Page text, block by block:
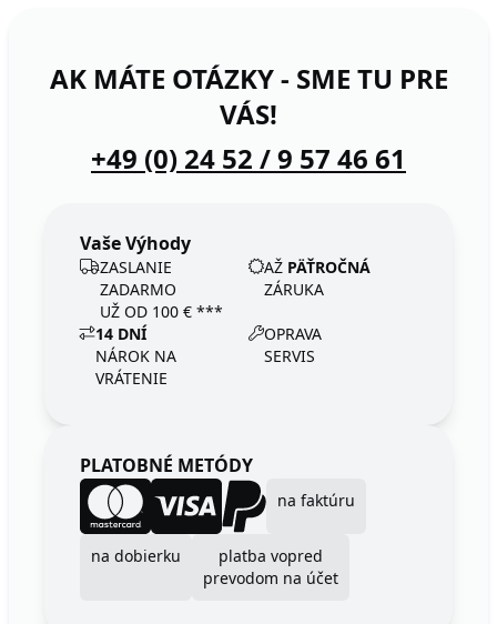
AK MÁTE OTÁZKY - SME TU PRE
VÁS!
+49 (0) 24 52 / 9 57 46 61
Vaše Výhody
ZASLANIE
ZADARMO
UŽ OD 100 € ***
AŽ PÄŤROČNÁ
ZÁRUKA
14 DNÍ
NÁROK NA
VRÁTENIE
OPRAVA
SERVIS
PLATOBNÉ METÓDY
na faktúru
na dobierku
platba vopred
prevodom na účet